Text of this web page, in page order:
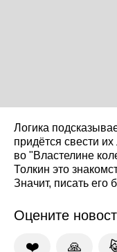
Логика
придётся свести
во "Властелине
Толкин это
Значит, писать его
Оцените
❤️ 🙏